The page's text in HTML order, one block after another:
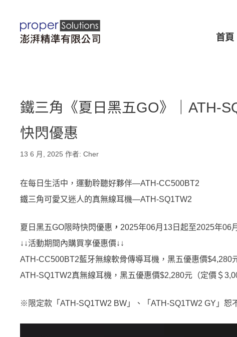
首頁
鐵三角《夏日黑五GO》｜ATH-
快閃優惠
13 6 月, 2025 作者: Cher
在每日生活中，運動聆聽好夥伴—ATH-CC500BT2
鐵三角可愛又迷人的真無線耳機—ATH-SQ1TW2
夏日黑五GO限時快閃優惠 ， 2025年06月13日起至2025年06
↓↓活動期間內購買享優惠價↓↓
ATH-CC500BT2藍牙無線軟骨傳導耳機，黑五優惠價$4,280
ATH-SQ1TW2真無線耳機，黑五優惠價$2,280元（定價＄
※限定款「ATH-SQ1TW2 BW」、「ATH-SQ1TW2 GY」恕